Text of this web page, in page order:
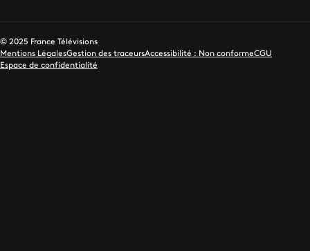
© 2025 France Télévisions
Mentions LégalesGestion des traceursAccessibilité : Non conformeCGU
Espace de confidentialité